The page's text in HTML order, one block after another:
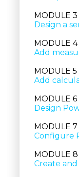
MODULE 3
Design a
MODULE 4
Add
MODULE 5
Add
MODULE 6
Design
MODULE 7
Configure
MODULE 8
Create